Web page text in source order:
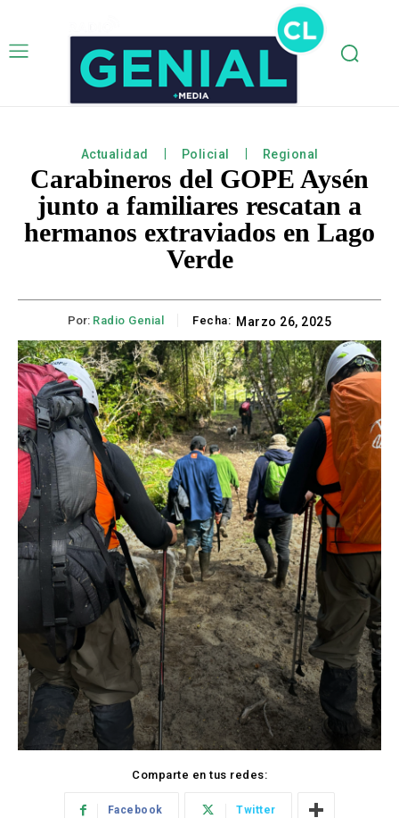
Actualidad Policial Regional
Carabineros del GOPE Aysén
junto a familiares rescatan a
hermanos extraviados en Lago
Verde
Por: Radio Genial Fecha: Marzo 26, 2025
Comparte en tus redes:
Facebook Twitter